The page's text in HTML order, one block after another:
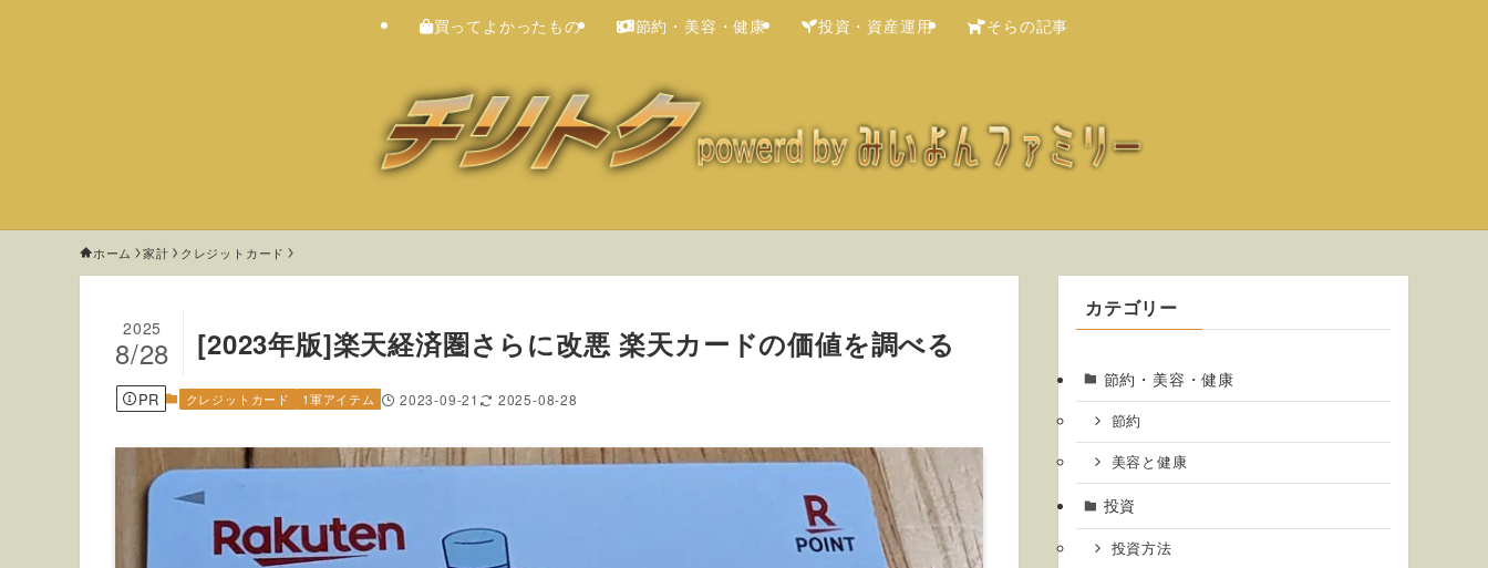
買ってよかったもの 節約・美容・健康 投資・資産運用 そらの記事
ホーム 家計 クレジットカード
[2023年版]楽天経済圏さらに改悪 楽天カードの価値を調べる
2025
8/28
PR クレジットカード 1軍アイテム 2023-09-21 2025-08-28
カテゴリー
節約・美容・健康
節約
美容と健康
投資
投資方法